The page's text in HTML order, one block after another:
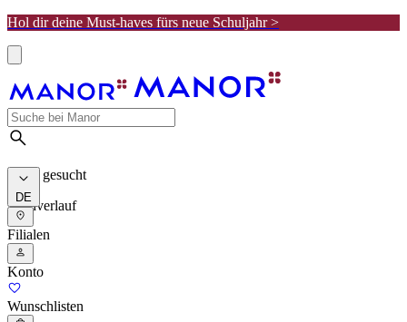
Hol dir deine Must-haves fürs neue Schuljahr >
Meist gesucht
Suchverlauf
DE
Filialen
Konto
Wunschlisten